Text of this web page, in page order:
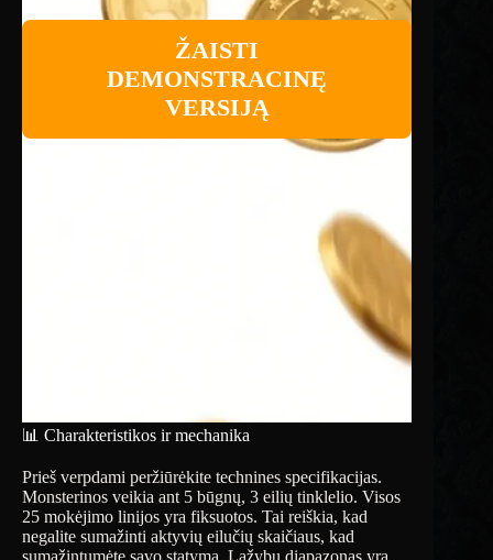
ŽAISTI
DEMONSTRACINĘ
VERSIJĄ
📊 Charakteristikos ir mechanika
Prieš verpdami peržiūrėkite technines specifikacijas.
Monsterinos veikia ant 5 būgnų, 3 eilių tinklelio. Visos
25 mokėjimo linijos yra fiksuotos. Tai reiškia, kad
negalite sumažinti aktyvių eilučių skaičiaus, kad